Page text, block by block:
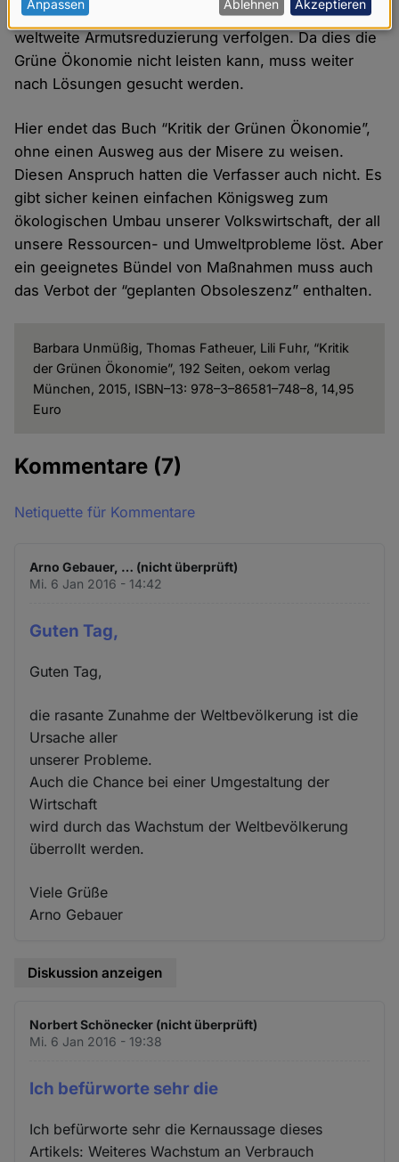
Wirtschaftsweise muss nachhaltig sein und eine
weltweite Armutsreduzierung verfolgen. Da dies die
Grüne Ökonomie nicht leisten kann, muss weiter
nach Lösungen gesucht werden.
Hier endet das Buch “Kritik der Grünen Ökonomie”,
ohne einen Ausweg aus der Misere zu weisen.
Diesen Anspruch hatten die Verfasser auch nicht. Es
gibt sicher keinen einfachen Königsweg zum
ökologischen Umbau unserer Volkswirtschaft, der all
unsere Ressourcen- und Umweltprobleme löst. Aber
ein geeignetes Bündel von Maßnahmen muss auch
das Verbot der “geplanten Obsoleszenz” enthalten.
Barbara Unmüßig, Thomas Fatheuer, Lili Fuhr, “Kritik
der Grünen Ökonomie”, 192 Seiten, oekom verlag
München, 2015, ISBN–13: 978–3–86581–748–8, 14,95
Euro
Kommentare (7)
Netiquette für Kommentare
Arno Gebauer, … (nicht überprüft)
Mi. 6 Jan 2016 - 14:42
Guten Tag,
Guten Tag,
die rasante Zunahme der Weltbevölkerung ist die
Ursache aller
unserer Probleme.
Auch die Chance bei einer Umgestaltung der
Wirtschaft
wird durch das Wachstum der Weltbevölkerung
überrollt werden.
Viele Grüße
Arno Gebauer
Diskussion anzeigen
Norbert Schönecker (nicht überprüft)
Mi. 6 Jan 2016 - 19:38
Ich befürworte sehr die
Ich befürworte sehr die Kernaussage dieses
Artikels: Weiteres Wachstum an Verbrauch
personenbezogenen
Daten
und
Cookies
Anpassen Ablehnen Akzeptieren